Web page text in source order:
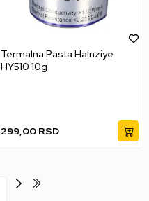
Termalna Pasta Halnziye
HY510 10g
299,00 RSD